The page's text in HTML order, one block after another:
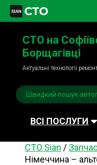
+380 95781-
+380 98791-
СТО на
Борщагівці
Актуальні технології
ВСІ ПОСЛУГИ
Автомийка
СТО Sian /
Німеччина –